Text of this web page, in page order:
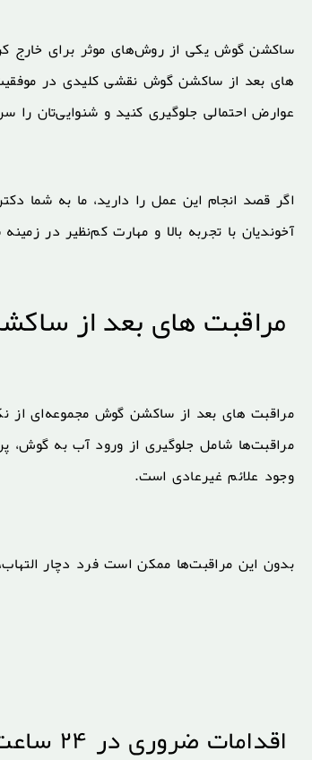
ساکشن گوش یکی از روش‌های موثر برای خارج
های بعد از ساکشن گوش نقشی کلیدی در
عوارض احتمالی جلوگیری کنید و شنوایی‌تان را
اگر قصد انجام این عمل را دارید، ما به شما
آخوندیان با تجربه بالا و مهارت کم‌نظیر در
مراقبت های بعد از
مراقبت های بعد از ساکشن گوش مجموعه‌ای از
مراقبت‌ها شامل جلوگیری از ورود آب به گوش،
وجود علائم غیرعادی است.
بدون این مراقبت‌ها ممکن است فرد دچار
اقدامات ضروری در ۲۴ ساعت اول بعد از ساکشن گوش